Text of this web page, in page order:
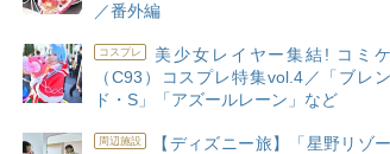
／番外編
コスプレ
美少女レイヤー集結! コミケ
（C93）コスプレ特集vol.4／「ブレン
ド・S」「アズールレーン」など
周辺施設
【ディズニー旅】「星野リゾー